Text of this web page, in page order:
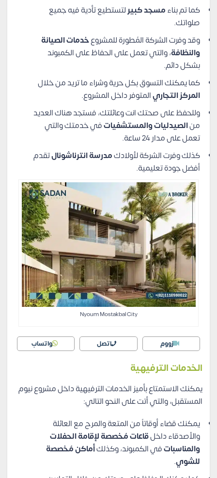
كما تم بناءمسجد كبيرلتستطيع تأدية فيه جميع
صلواتك.
وقد وفرت الشركة المُطورة للمشروعخدمات الصيانة
والنظافة، والتي تعمل على الحفاظ على الكمبوند
بشكل دائم.
كما يمكنك التسوق بكل حرية وشراء ما تريد من خلال
المركز التجاريالمتوفر داخل المشروع.
وللحفظ على صحتك انت وعائلتك، فستجد هناك العديد
منالصيدليات والمستشفياتفي خدمتك والتي
تعمل على مدار 24 ساعة.
كذلك وفرت الشركة لأولادكمدرسة انترناشونالتقدم
أفضل جودة تعليمية.
Nyoum Mostakbal City
زووم اتصل واتساب
الخدمات الترفيهية
يمكنك الاستمتاع بأميز الخدمات الترفيهية داخل مشروع نيوم
المستقبل، والتي أتت على النحو التالي:
يمكنك قضاء أوقاتاً من المتعة والمرح مع العائلة
والأصدقاء داخلقاعات مُخصصة لإقامة الحفلات
والمناسباتفي الكمبوند، وكذلكأماكن مُخصصة
للشوي.